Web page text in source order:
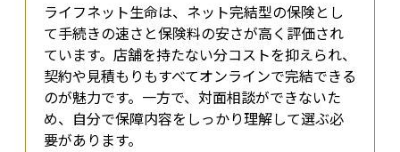
ライフネット生命は、ネット完結型の保険とし
て手続きの速さと保険料の安さが高く評価され
ています。店舗を持たない分コストを抑えられ、
契約や見積もりもすべてオンラインで完結できる
のが魅力です。一方で、対面相談ができないた
め、自分で保障内容をしっかり理解して選ぶ必
要があります。